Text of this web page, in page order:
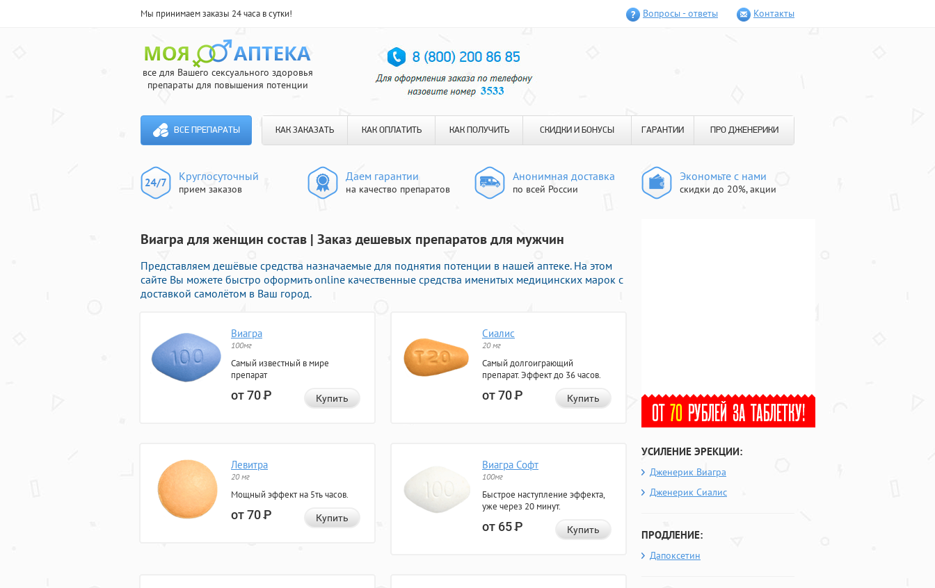
Мы принимаем заказы 24 часа в сутки! Вопросы - ответы Контакты
все для Вашего сексуального здоровья
препараты для повышения потенции
ВСЕ ПРЕПАРАТЫ КАК ЗАКАЗАТЬ КАК ОПЛАТИТЬ КАК ПОЛУЧИТЬ СКИДКИ И БОНУСЫ ГАРАНТИИ ПРО ДЖЕНЕРИКИ
Круглосуточный
прием заказов
Даем гарантии
на качество препаратов
Анонимная доставка
по всей России
Экономьте с нами
скидки до 20%, акции
Виагра для женщин состав | Заказ дешевых препаратов для мужчин
Представляем дешёвые средства назначаемые для поднятия потенции в нашей аптеке. На этом
сайте Вы можете быстро оформить online качественные средства именитых медицинских марок с
доставкой самолётом в Ваш город.
Виагра
100мг
Самый известный в мире
препарат
от 70Р Купить
Сиалис
20 мг
Самый долгоиграющий
препарат. Эффект до 36 часов.
от 70Р Купить
Левитра
20 мг
Мощный эффект на 5ть часов.
от 70Р Купить
Виагра Софт
100мг
Быстрое наступление эффекта,
уже через 20 минут.
от 65Р Купить
УСИЛЕНИЕ ЭРЕКЦИИ:
Дженерик Виагра
Дженерик Сиалис
ПРОДЛЕНИЕ:
Дапоксетин